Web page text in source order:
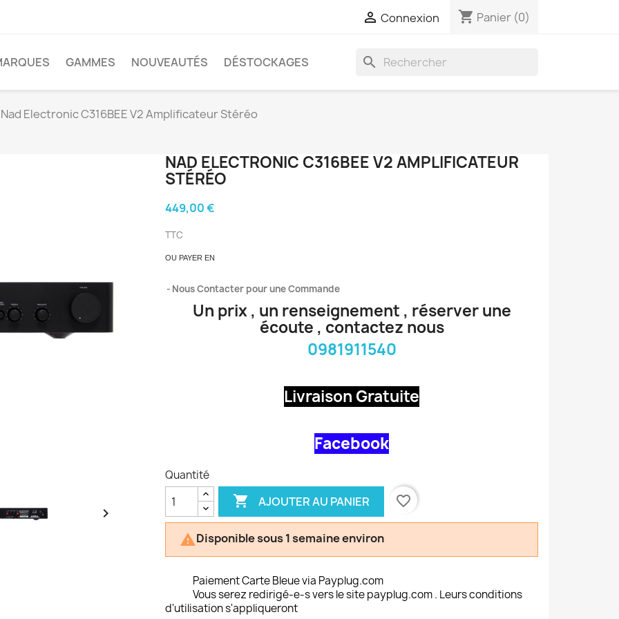
 Connexion shopping_cart Panier (0)
GAMMES NOUVEAUTÉS DÉSTOCKAGES search
Nad Electronic C316BEE V2 Amplificateur Stéréo

NAD ELECTRONIC C316BEE V2 AMPLIFICATEUR
STÉRÉO
449,00 €
TTC
OU PAYER EN
Nous Contacter pour une Commande
Un prix , un renseignement , réserver une
écoute , contactez nous
0981911540
Livraison Gratuite
Facebook
Quantité
 AJOUTER AU PANIER favorite_border
Disponible sous 1 semaine environ
Paiement Carte Bleue via Payplug.com
Vous serez redirigé-e-s vers le site payplug.com . Leurs conditions
d'utilisation s'appliqueront